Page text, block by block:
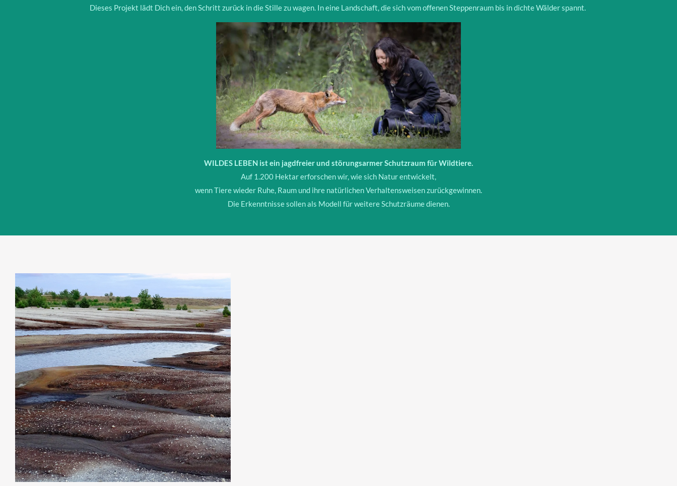
Dieses Projekt lädt Dich ein, den Schritt zurück in die Stille zu wagen. In eine Landschaft, die sich vom offenen Steppenraum bis in dichte Wälder spannt.
WILDES LEBEN ist ein jagdfreier und störungsarmer Schutzraum für Wildtiere.
Auf 1.200 Hektar erforschen wir, wie sich Natur entwickelt,
wenn Tiere wieder Ruhe, Raum und ihre natürlichen Verhaltensweisen zurückgewinnen.
Die Erkenntnisse sollen als Modell für weitere Schutzräume dienen.